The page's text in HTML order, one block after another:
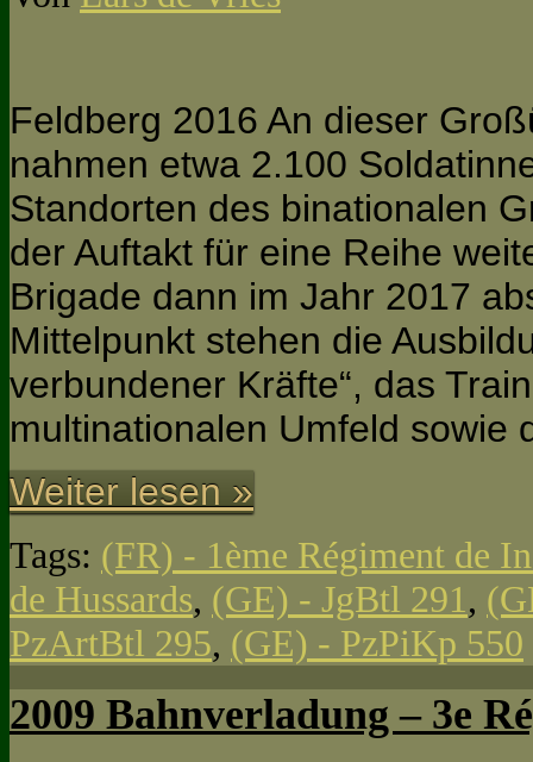
Feldberg 2016 An dieser
nahmen etwa 2.100
Standorten des binationalen
der Auftakt für eine Reihe
Brigade dann im Jahr 2017
Mittelpunkt stehen die
verbundener Kräfte“, das
multinationalen Umfeld sowie
Weiter lesen »
Tags: (FR) - 1ème Régiment de
de Hussards, (GE) - JgBtl 291,
PzArtBtl 295, (GE) - PzPiKp 550
2009 Bahnverladung – 3e